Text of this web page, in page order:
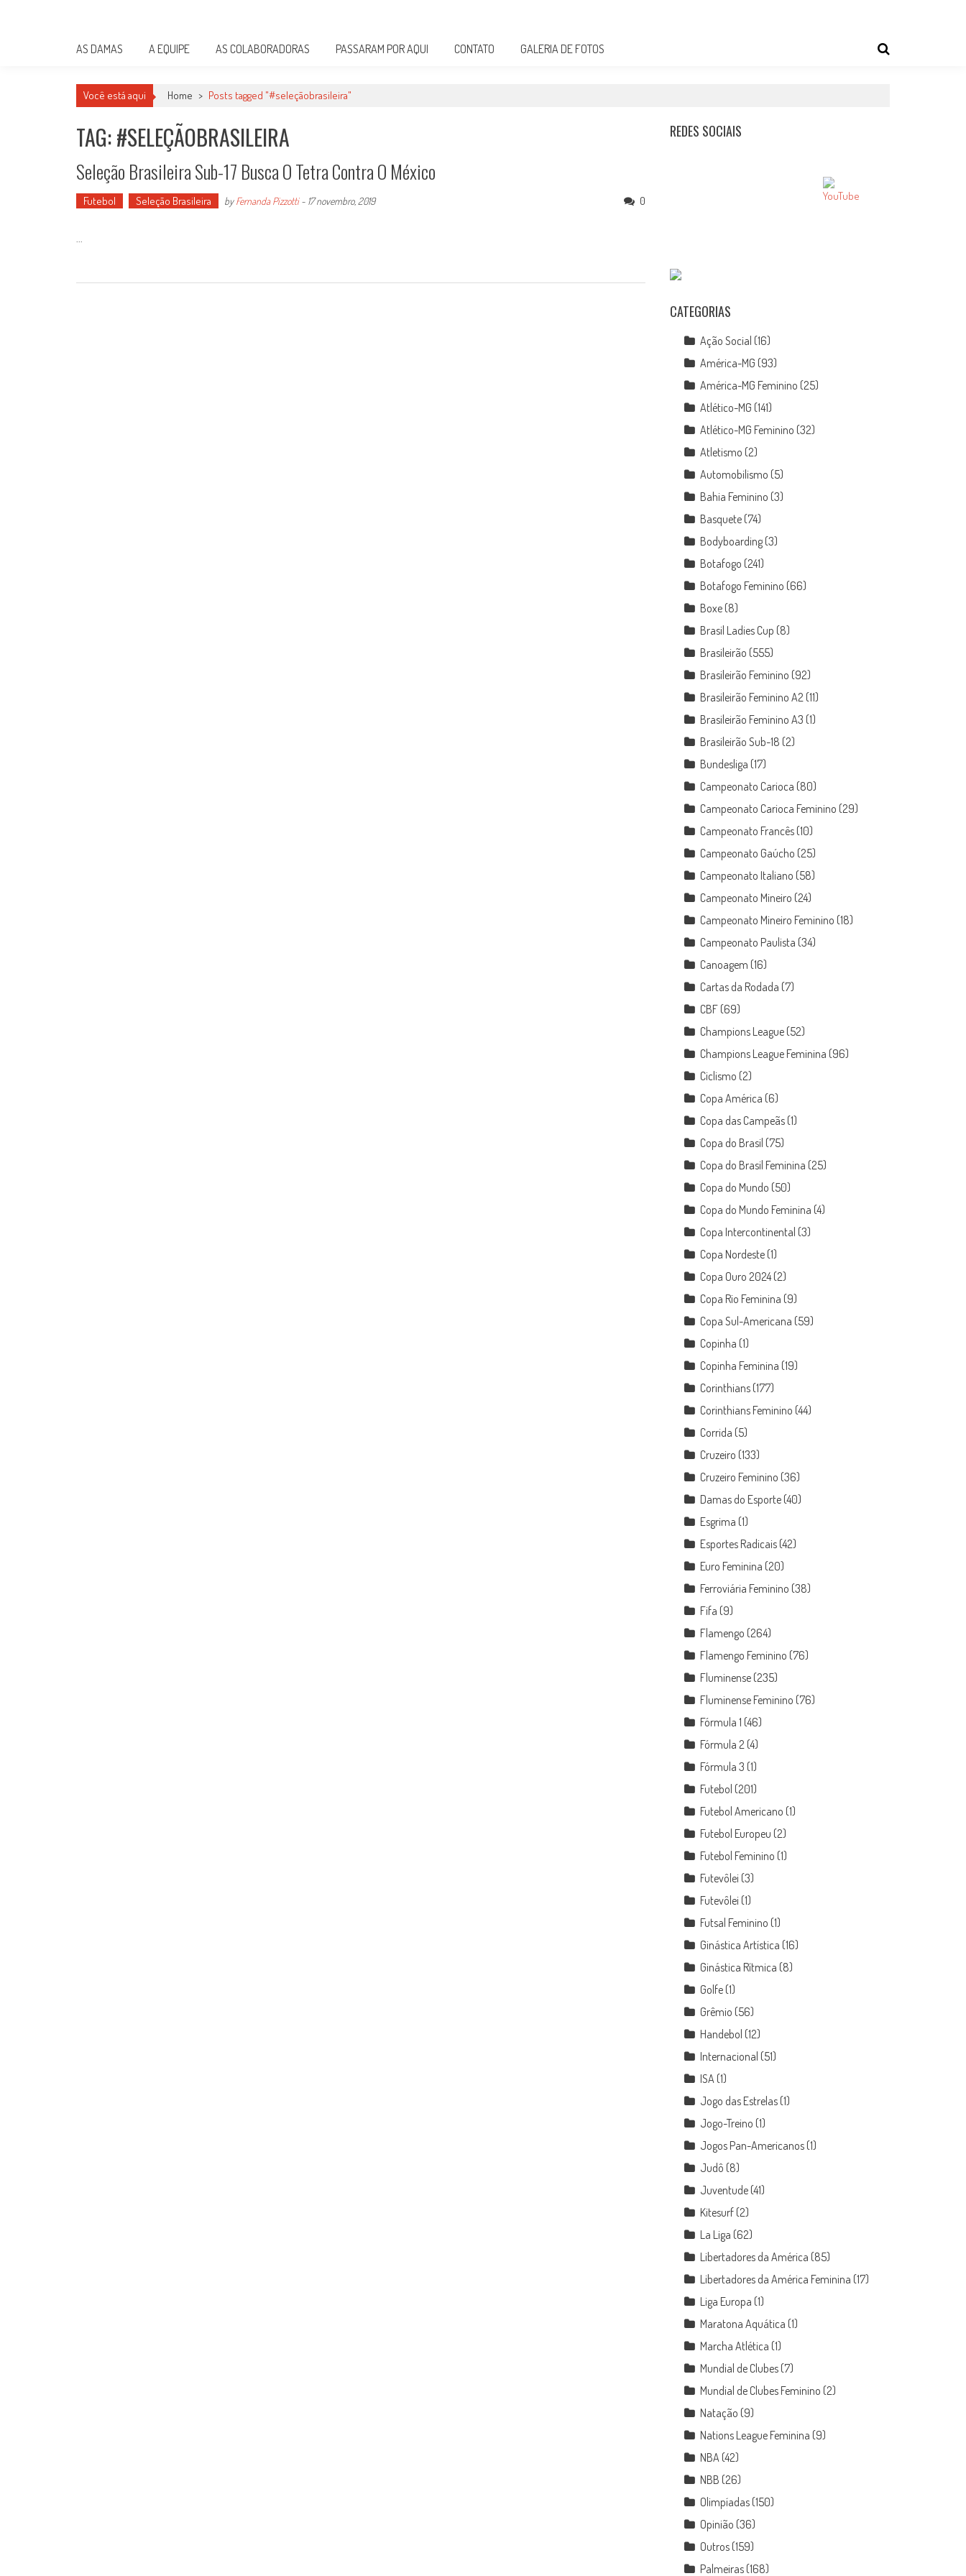
AS DAMAS A EQUIPE AS COLABORADORAS PASSARAM POR AQUI CONTATO GALERIA DE FOTOS
Você está aqui Home > Posts tagged "#seleçãobrasileira"
TAG: #SELEÇÃOBRASILEIRA
Seleção Brasileira Sub-17 Busca O Tetra Contra O México
Futebol Seleção Brasileira byFernanda Pizzotti- 17 novembro, 2019 0
...
REDES SOCIAIS
CATEGORIAS
Ação Social (16)
América-MG (93)
América-MG Feminino (25)
Atlético-MG (141)
Atlético-MG Feminino (32)
Atletismo (2)
Automobilismo (5)
Bahia Feminino (3)
Basquete (74)
Bodyboarding (3)
Botafogo (241)
Botafogo Feminino (66)
Boxe (8)
Brasil Ladies Cup (8)
Brasileirão (555)
Brasileirão Feminino (92)
Brasileirão Feminino A2 (11)
Brasileirão Feminino A3 (1)
Brasileirão Sub-18 (2)
Bundesliga (17)
Campeonato Carioca (80)
Campeonato Carioca Feminino (29)
Campeonato Francês (10)
Campeonato Gaúcho (25)
Campeonato Italiano (58)
Campeonato Mineiro (24)
Campeonato Mineiro Feminino (18)
Campeonato Paulista (34)
Canoagem (16)
Cartas da Rodada (7)
CBF (69)
Champions League (52)
Champions League Feminina (96)
Ciclismo (2)
Copa América (6)
Copa das Campeãs (1)
Copa do Brasil (75)
Copa do Brasil Feminina (25)
Copa do Mundo (50)
Copa do Mundo Feminina (4)
Copa Intercontinental (3)
Copa Nordeste (1)
Copa Ouro 2024(2)
Copa Rio Feminina (9)
Copa Sul-Americana (59)
Copinha (1)
Copinha Feminina (19)
Corinthians (177)
Corinthians Feminino (44)
Corrida (5)
Cruzeiro (133)
Cruzeiro Feminino (36)
Damas do Esporte (40)
Esgrima (1)
Esportes Radicais (42)
Euro Feminina (20)
Ferroviária Feminino (38)
Fifa (9)
Flamengo (264)
Flamengo Feminino (76)
Fluminense (235)
Fluminense Feminino (76)
Fórmula 1 (46)
Fórmula 2 (4)
Fórmula 3 (1)
Futebol (201)
Futebol Americano (1)
Futebol Europeu (2)
Futebol Feminino (1)
Futevôlei (3)
Futevôlei (1)
Futsal Feminino (1)
Ginástica Artística (16)
Ginástica Rítmica (8)
Golfe (1)
Grêmio (56)
Handebol (12)
Internacional (51)
ISA (1)
Jogo das Estrelas (1)
Jogo-Treino (1)
Jogos Pan-Americanos (1)
Judô (8)
Juventude (41)
Kitesurf (2)
La Liga (62)
Libertadores da América (85)
Libertadores da América Feminina (17)
Liga Europa (1)
Maratona Aquática (1)
Marcha Atlética (1)
Mundial de Clubes (7)
Mundial de Clubes Feminino (2)
Natação (9)
Nations League Feminina (9)
NBA (42)
NBB (26)
Olimpíadas (150)
Opinião (36)
Outros (159)
Palmeiras (168)